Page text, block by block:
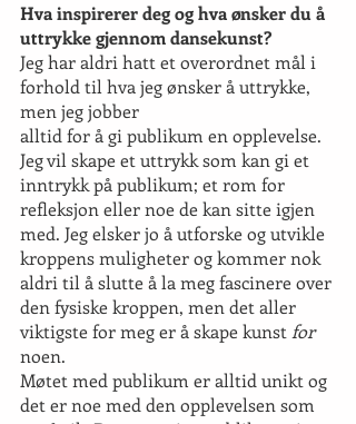
Hva inspirerer deg og hva ønsker du å
uttrykke gjennom dansekunst?
Jeg har aldri hatt et overordnet mål i
forhold til hva jeg ønsker å uttrykke,
men jeg jobber
alltid for å gi publikum en opplevelse.
Jeg vil skape et uttrykk som kan gi et
inntrykk på publikum; et rom for
refleksjon eller noe de kan sitte igjen
med. Jeg elsker jo å utforske og utvikle
kroppens muligheter og kommer nok
aldri til å slutte å la meg fascinere over
den fysiske kroppen, men det aller
viktigste for meg er å skape kunst for
noen.
Møtet med publikum er alltid unikt og
det er noe med den opplevelsen som